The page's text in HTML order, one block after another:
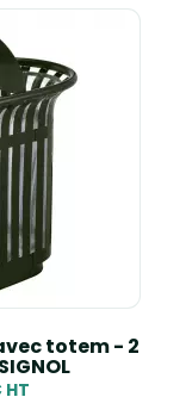
totem - 2